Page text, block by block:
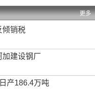
更多
倾销税
加建设钢厂
产186.4万吨